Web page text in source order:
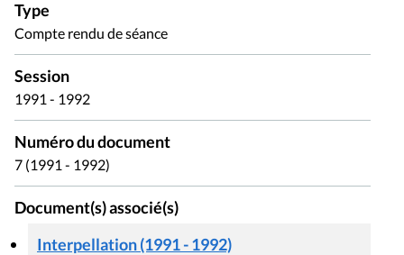
Type
Compte rendu de séance
Session
1991 - 1992
Numéro du document
7 (1991 - 1992)
Document(s) associé(s)
Interpellation (1991 - 1992)